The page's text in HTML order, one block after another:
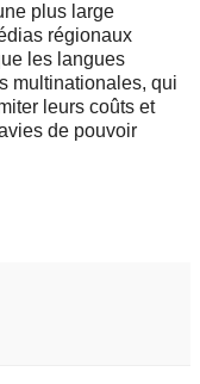
plus large
régionaux
les langues
multinationales, qui
leurs coûts et
de pouvoir